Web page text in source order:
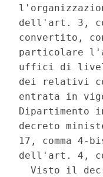
dell'art. 3,
convertito,
particolare
uffici di
dei relativi
entrata in
decreto
17, comma
dell'art. 4,
Visto il